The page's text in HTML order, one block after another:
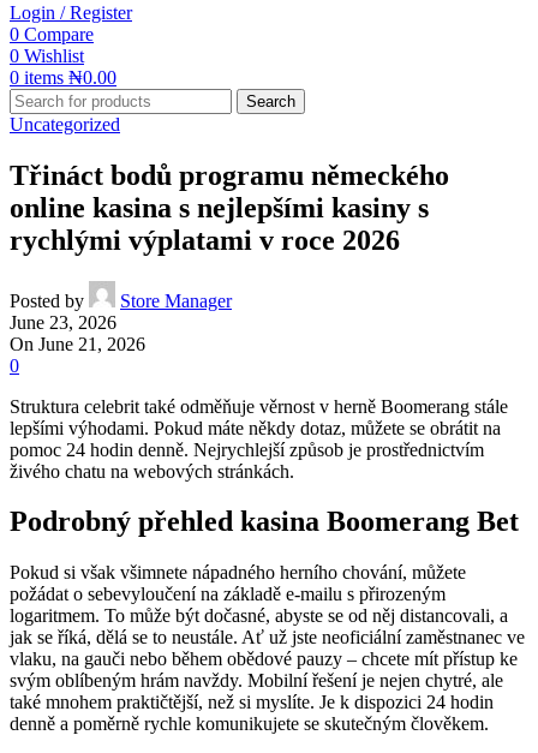
Login / Register
0 Compare
0 Wishlist
0 items ₦0.00
Search
Uncategorized
Třináct bodů programu německého
online kasina s nejlepšími kasiny s
rychlými výplatami v roce 2026
Posted by
Store Manager
June 23, 2026
On June 21, 2026
0
Struktura celebrit také odměňuje věrnost v herně Boomerang stále
lepšími výhodami. Pokud máte někdy dotaz, můžete se obrátit na
pomoc 24 hodin denně. Nejrychlejší způsob je prostřednictvím
živého chatu na webových stránkách.
Podrobný přehled kasina Boomerang Bet
Pokud si však všimnete nápadného herního chování, můžete
požádat o sebevyloučení na základě e-mailu s přirozeným
logaritmem. To může být dočasné, abyste se od něj distancovali, a
jak se říká, dělá se to neustále. Ať už jste neoficiální zaměstnanec ve
vlaku, na gauči nebo během obědové pauzy – chcete mít přístup ke
svým oblíbeným hrám navždy. Mobilní řešení je nejen chytré, ale
také mnohem praktičtější, než si myslíte. Je k dispozici 24 hodin
denně a poměrně rychle komunikujete se skutečným člověkem.